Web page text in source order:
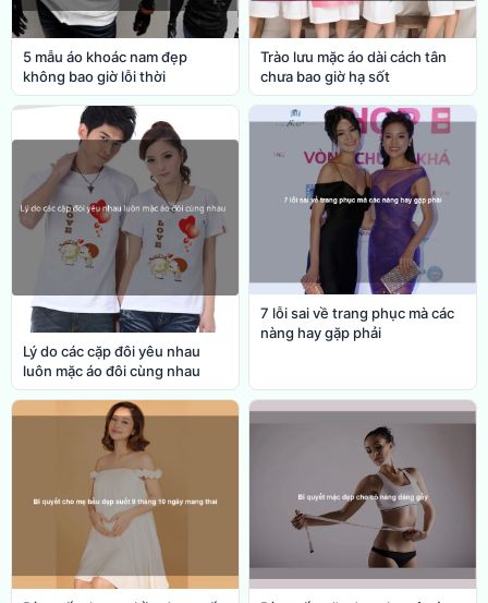
5 mẫu áo khoác nam đẹp
không bao giờ lỗi thời
Trào lưu mặc áo dài cách tân
chưa bao giờ hạ sốt
Lý do các cặp đôi yêu nhau
luôn mặc áo đôi cùng nhau
7 lỗi sai về trang phục mà các
nàng hay gặp phải